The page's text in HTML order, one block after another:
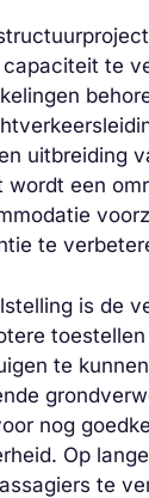
te
uitbreiding
wordt een
te
is de
toestellen
te
nog
Op
te